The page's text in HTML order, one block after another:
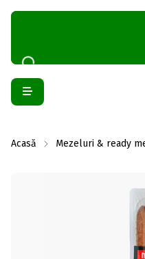
Acasă Mezeluri & ready